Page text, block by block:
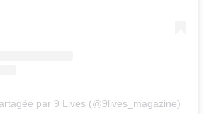
par 9 Lives (@9lives_magazine)